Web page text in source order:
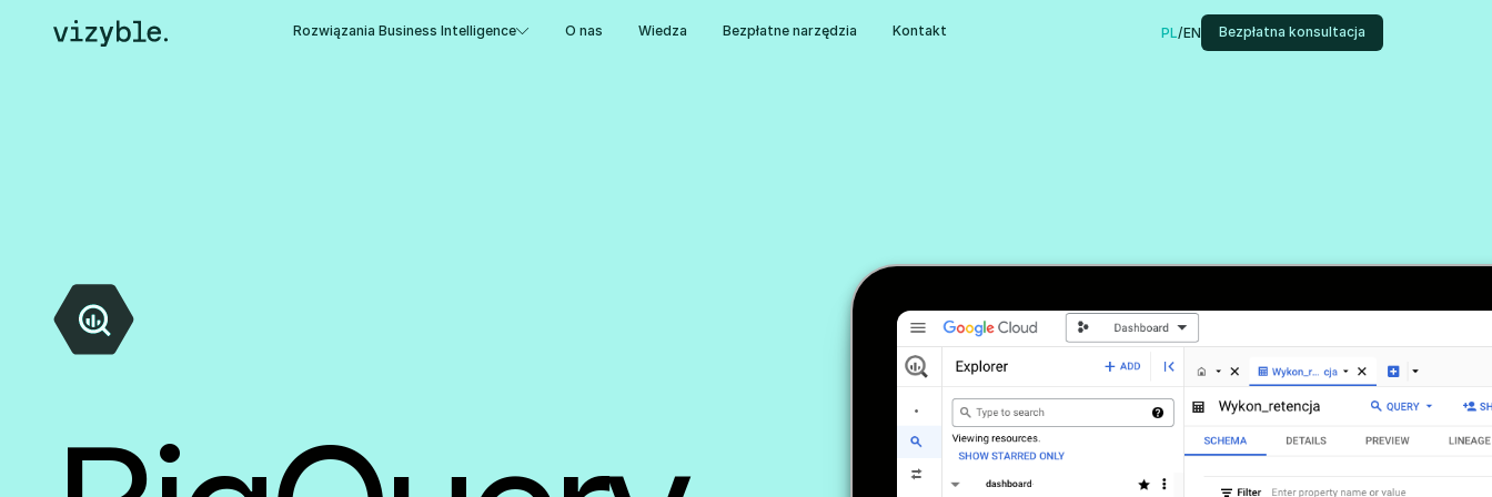
Rozwiązania Business Intelligence O nas Wiedza Bezpłatne narzędzia Kontakt PL/EN Bezpłatna konsultacja